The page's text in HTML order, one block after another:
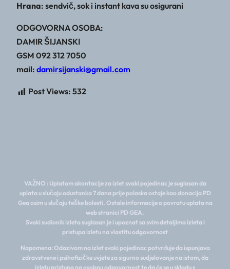
Hrana: sendvič, sok i instant kava su osigurani
ODGOVORNA OSOBA:
DAMIR ŠIJANSKI
GSM 092 312 7050
mail: damirsijanski@gmail.com
Post Views: 532
VAŽNO : Uplatom akontacije za izlet svaki pojedinac je suglasan da
uplata u slučaju odustanka 7 dana prije polaska ostaje kao donacija PD
Gea osim u slučaju teške bolesti. Ostale informacije o povratu uplata na
web stranici PD GEA.
Svaki sudionik izleta suglasan je i upoznat sa svim detaljima izleta i
pristupa izletu na vlastitu odgovornost
Napomena: Odazivom na izlet svaki pojedinac potvrđuje da ispunjava
zdravstvene i psihofizičke uvjete za sigurno sudjelovanje na istom, da
izletu pristupa na osobnu odgovornost te da će se u skladu s